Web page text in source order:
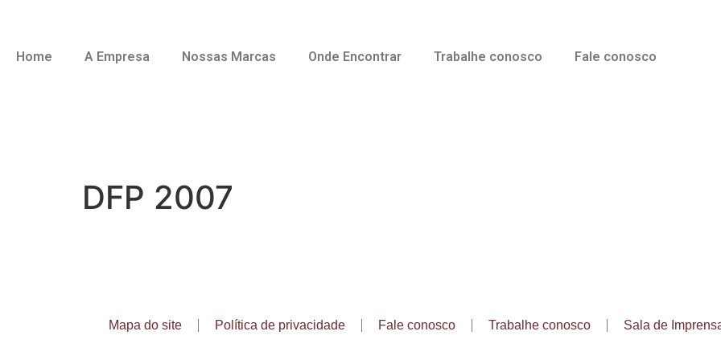
Home A Empresa Nossas Marcas Onde Encontrar Trabalhe conosco Fale conosco
DFP 2007
Mapa do site Política de privacidade Fale conosco Trabalhe conosco Sala de